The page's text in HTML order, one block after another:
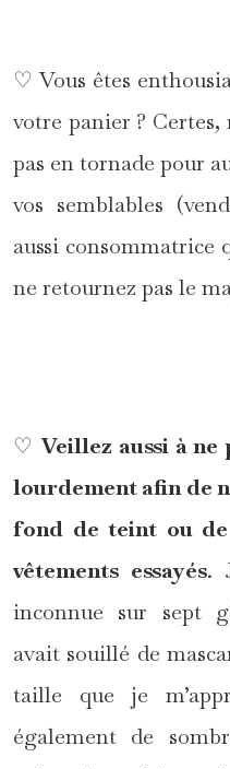
♡ Vous êtes
votre panier ?
pas en tornade pour
vos semblables
aussi consommatrice
ne retournez pas le
♡Veillez aussi à
lourdement afin de
fond de teint ou
vêtements essayés.
inconnue sur sept
avait souillé de
taille que je
également de